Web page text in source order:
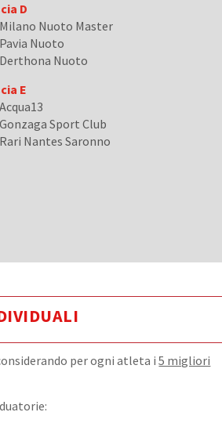
D
Nuoto Master
Nuoto
Nuoto
E
Sport Club
Nantes Saronno
per ogni atleta i5 migliori